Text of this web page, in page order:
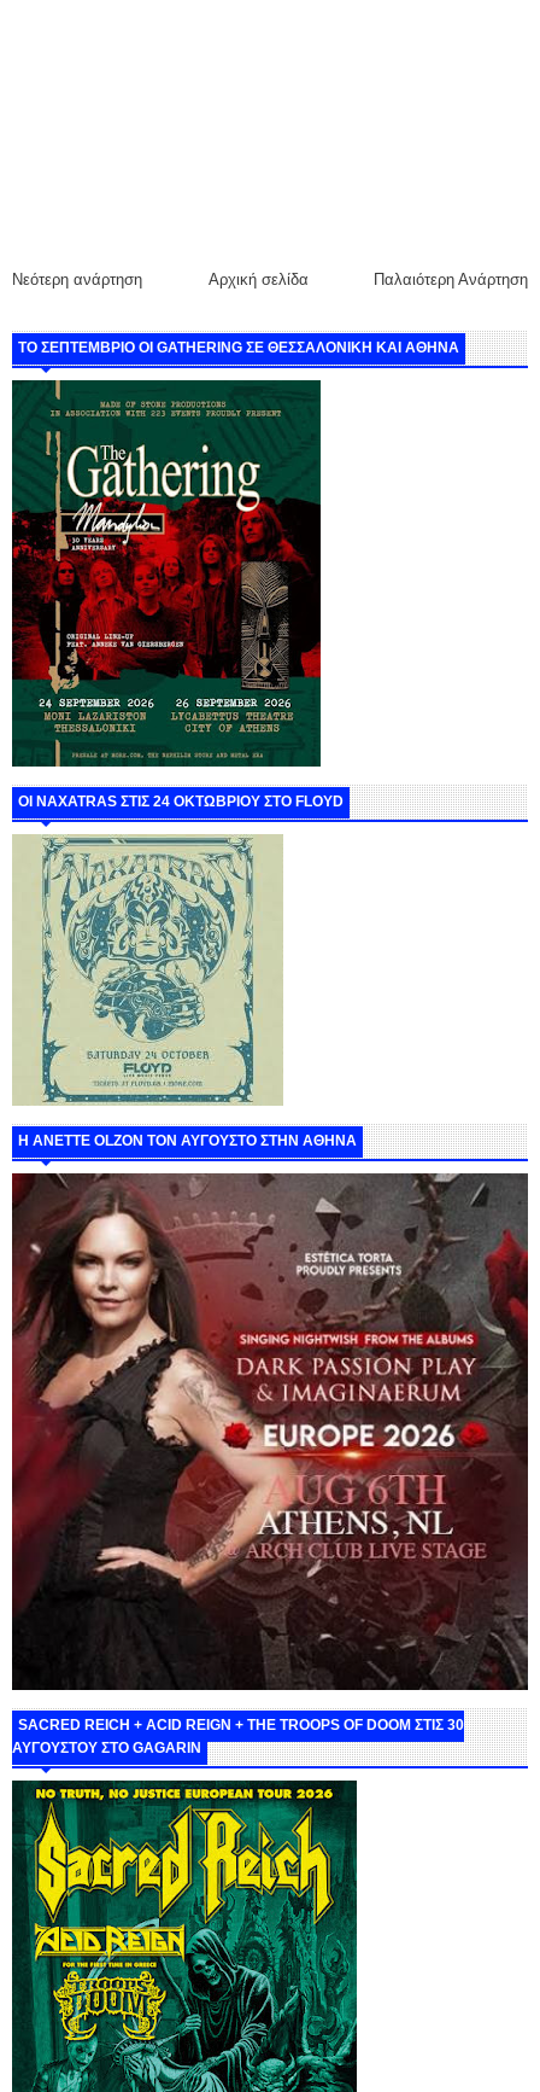
Νεότερη ανάρτηση Παλαιότερη Ανάρτηση
Αρχική σελίδα
ΤΟ ΣΕΠΤΕΜΒΡΙΟ ΟΙ GATHERING ΣΕ ΘΕΣΣΑΛΟΝΙΚΗ ΚΑΙ ΑΘΗΝΑ
ΟΙ NAXATRAS ΣΤΙΣ 24 ΟΚΤΩΒΡΙΟΥ ΣΤΟ FLOYD
Η ANETTE OLZON ΤΟΝ ΑΥΓΟΥΣΤΟ ΣΤΗΝ ΑΘΗΝΑ
SACRED REICH + ACID REIGN + THE TROOPS OF DOOM ΣΤΙΣ 30
ΑΥΓΟΥΣΤΟΥ ΣΤΟ GAGARIN